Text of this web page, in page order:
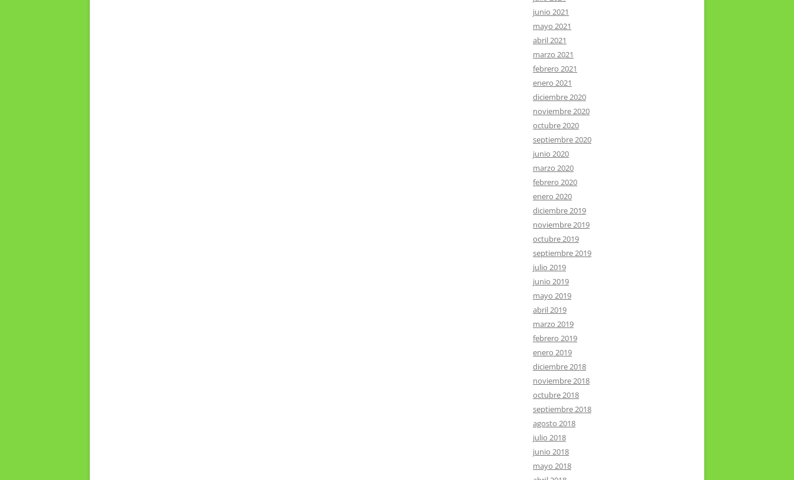
junio 2021
mayo 2021
abril 2021
marzo 2021
febrero 2021
enero 2021
diciembre 2020
noviembre 2020
octubre 2020
septiembre 2020
junio 2020
marzo 2020
febrero 2020
enero 2020
diciembre 2019
noviembre 2019
octubre 2019
septiembre 2019
julio 2019
junio 2019
mayo 2019
abril 2019
marzo 2019
febrero 2019
enero 2019
diciembre 2018
noviembre 2018
octubre 2018
septiembre 2018
agosto 2018
julio 2018
junio 2018
mayo 2018